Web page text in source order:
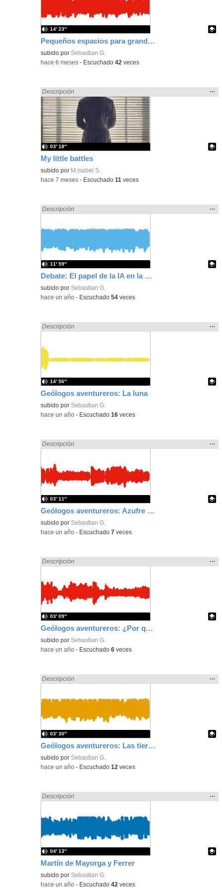
Pequeños espacios para grandes ideas
Contenido educativo.
subido por Sebastian G.
14′ 23″
-hace 6 meses - Escuchado42 veces
My little battles
Encontrado «song» en:
Descripción
la
…
Contenido educativo.
subido por M.isabel S.
03′ 18″
-hace 7 meses - Escuchado11 veces
Debate: El papel de la IA en la educación
Encontrado «song» en:
Descripción
la
…
Contenido educativo.
subido por Sebastian G.
11′ 59″
-hace un año - Escuchado54 veces
Geólogos aventureros: La luna
Encontrado «song» en:
Descripción
la
…
Contenido educativo.
subido por Sebastian G.
14′ 56″
-hace un año - Escuchado16 veces
Geólogos aventureros: Azufre y Cheyava Falls en Marte
Encontrado «song» en:
Descripción
la
…
Contenido educativo.
subido por Sebastian G.
03′ 11″
-hace un año - Escuchado7 veces
Geólogos aventureros: ¿Por qué Marte es rojo?
Encontrado «song» en:
Descripción
la
…
Contenido educativo.
subido por Sebastian G.
03′ 09″
-hace un año - Escuchado6 veces
Geólogos aventureros: Las tierras raras
Encontrado «song» en:
Descripción
la
…
Contenido educativo.
subido por Sebastian G.
03′ 30″
-hace un año - Escuchado12 veces
Martín de Mayorga y Ferrer
Encontrado «song» en:
Descripción
la
…
Contenido educativo.
subido por Sebastian G.
04′ 13″
-hace un año - Escuchado42 veces